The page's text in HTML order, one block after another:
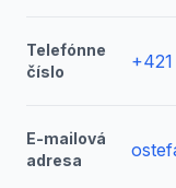
Telefónne
číslo
E-mailová
adresa